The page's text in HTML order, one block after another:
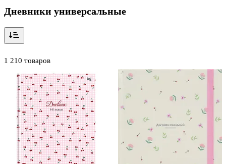
Дневники универсальные
1 210 товаров